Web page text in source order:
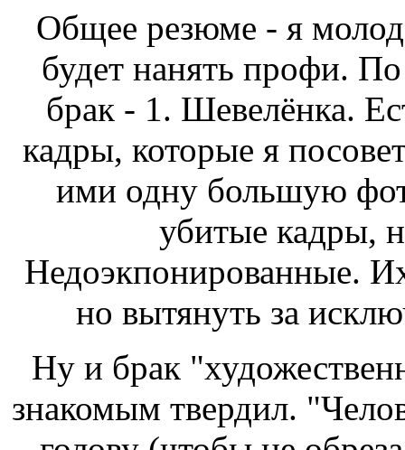
Общее резюме - я
будет нанять профи.
брак - 1. Шевелёнка.
кадры, которые я
ими одну большую
убитые кадры,
Недоэкпонированные.
но вытянуть за
Ну и брак
знакомым твердил.